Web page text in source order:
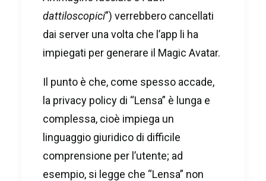
dattiloscopici”) verrebbero cancellati
dai server una volta che l’app li ha
impiegati per generare il Magic Avatar.
Il punto è che, come spesso accade,
la privacy policy di “Lensa” è lunga e
complessa, cioè impiega un
linguaggio giuridico di difficile
comprensione per l’utente; ad
esempio, si legge che “Lensa” non